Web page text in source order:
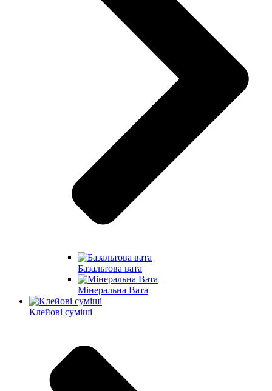
Базальтова вата
Мінеральна Вата
Клейові суміші